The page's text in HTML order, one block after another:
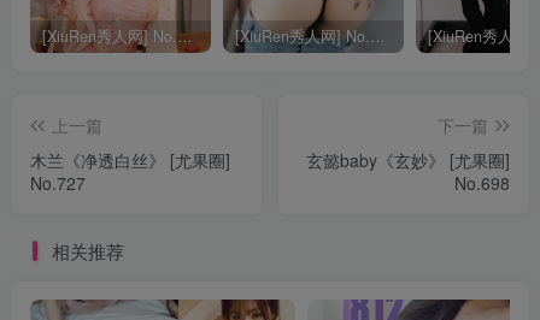
[XiuRen秀人网] No.9040 蛋蛋宝 妩媚美腿 [XiuRen秀人网] No.8668 模特合集
上一篇
木兰《净透白丝》 [尤果圈]
No.727
下一篇
玄懿baby《玄妙》 [尤果圈]
No.698
相关推荐